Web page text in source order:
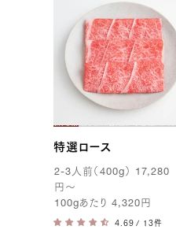
特選ロース
2-3人前（ 400g ）
17,280
円 〜
100g あたり 4,320 円
/ 13件